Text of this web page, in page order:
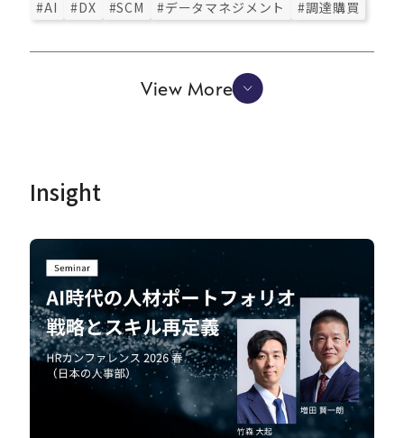
#AI #DX #SCM #データマネジメント #調達購買
View More
Insight